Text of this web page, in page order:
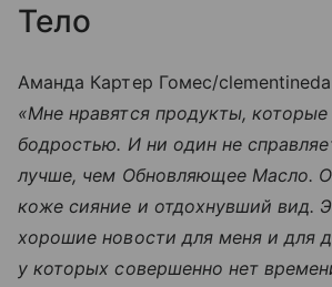
Тело
Аманда Картер Гомес/
«Мне нравятся продукты,
бодростью. И ни один не
лучше, чем Обновляющее Масло.
коже сияние и отдохнувший вид.
хорошие новости для меня и для
у которых совершенно нет